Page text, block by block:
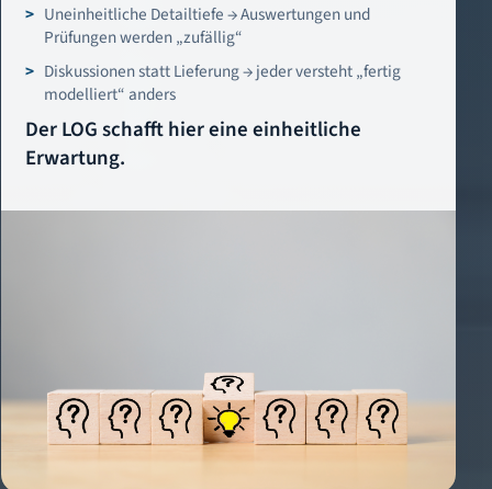
Uneinheitliche Detailtiefe → Auswertungen und
Prüfungen werden „zufällig“
Diskussionen statt Lieferung → jeder versteht „fertig
modelliert“ anders
Der LOG schafft hier eine einheitliche
Erwartung.